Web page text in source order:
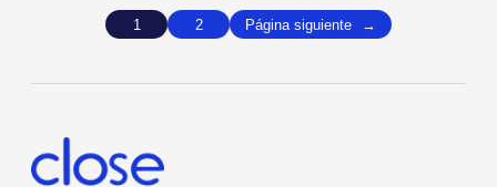
1 2 Página siguiente →